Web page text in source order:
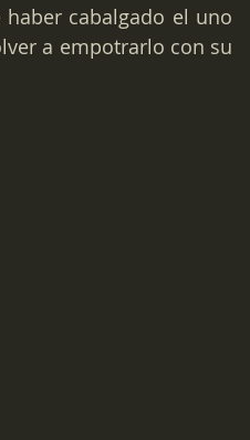
cabalgado el uno
a empotrarlo con su